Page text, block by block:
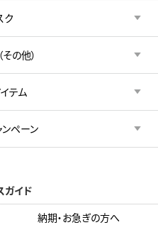
ク
の他）
テム
ンペーン
ガイド
納期・お急ぎの方へ